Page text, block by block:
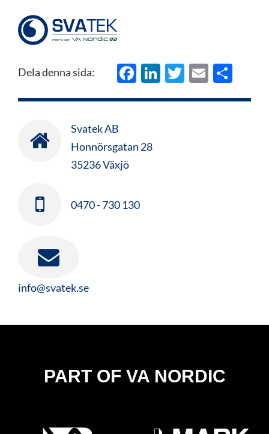
Dela denna sida: Facebook
LinkedIn
Twitter
Email
Svatek AB
Honnörsgatan 28
35236 Växjö
0470 - 730 130
info@svatek.se
PART OF VA NORDIC